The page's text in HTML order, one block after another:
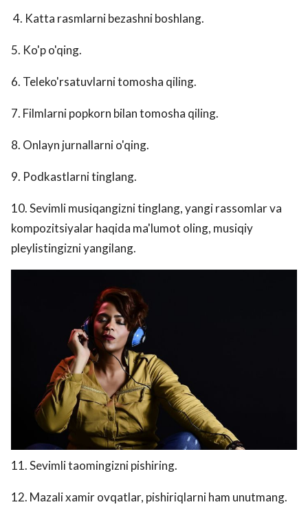
4. Katta rasmlarni bezashni boshlang.
5. Ko'p o'qing.
6. Teleko'rsatuvlarni tomosha qiling.
7. Filmlarni popkorn bilan tomosha qiling.
8. Onlayn jurnallarni o'qing.
9. Podkastlarni tinglang.
10. Sevimli musiqangizni tinglang, yangi rassomlar va
kompozitsiyalar haqida ma'lumot oling, musiqiy
pleylistingizni yangilang.
11. Sevimli taomingizni pishiring.
12. Mazali xamir ovqatlar, pishiriqlarni ham unutmang.